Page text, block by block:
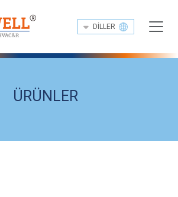
DILLER
ÜRÜNLER